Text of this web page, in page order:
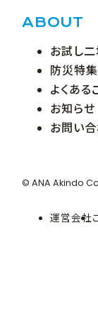
ABOUT
お試し
防災特集
よくある
お知らせ
お問い
© ANA Akindo
運営会社